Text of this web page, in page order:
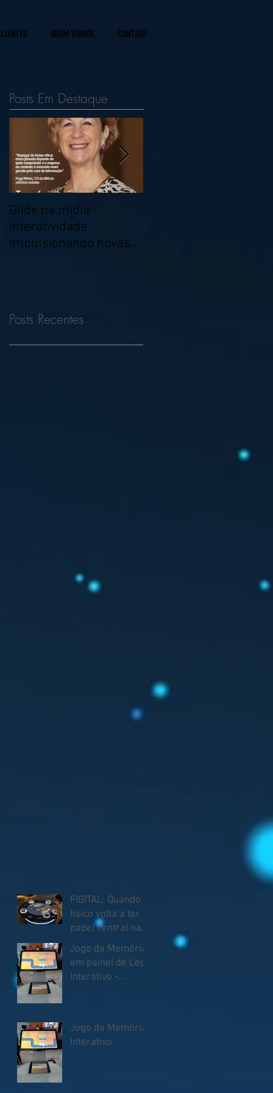
QUEM SOMOS CONTATO
Posts Em Destaque
Glide na mídia:
Interatividade
impulsionando novas
Posts Recentes
FIGITAL: Quando o
físico volta a ter
papel central nas
experiências
Jogo da Memória
em painel de Led
Interativo -
Jogo da Memória
Interativo